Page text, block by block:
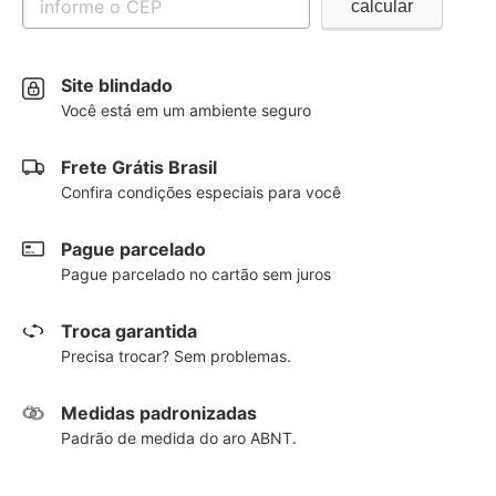
Site blindado
Você está em um ambiente seguro
Frete Grátis Brasil
Confira condições especiais para você
Pague parcelado
Pague parcelado no cartão sem juros
Troca garantida
Precisa trocar? Sem problemas.
Medidas padronizadas
Padrão de medida do aro ABNT.